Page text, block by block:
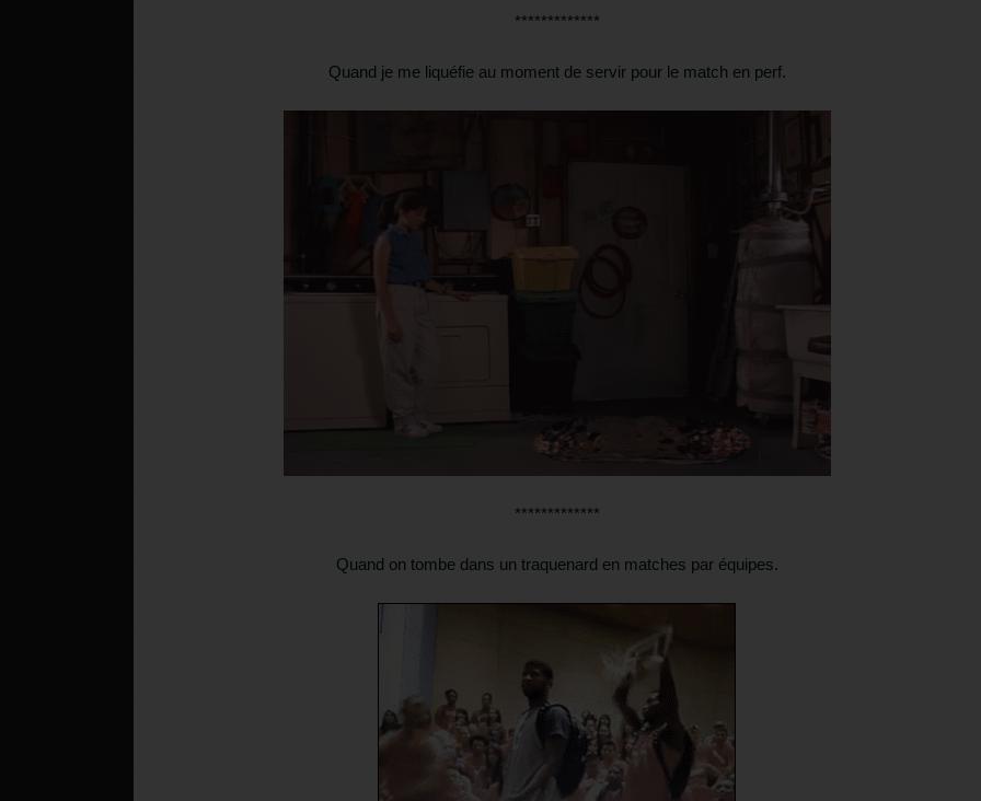
*************
Quand je me liquéfie au moment de servir pour le match en perf.
*************
Quand on tombe dans un traquenard en matches par équipes.